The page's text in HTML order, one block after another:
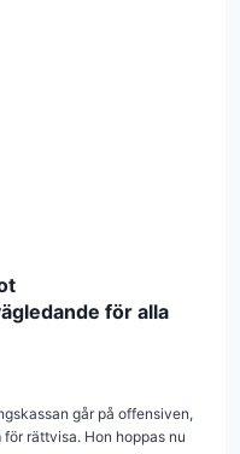
för alla
går på offensiven,
rättvisa. Hon hoppas nu